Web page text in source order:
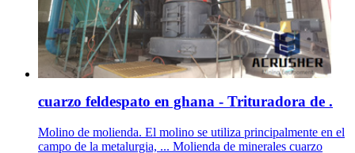
cuarzo feldespato en ghana - Trituradora de .
Molino de molienda. El molino se utiliza principalmente en el
campo de la metalurgia, ... Molienda de minerales cuarzo